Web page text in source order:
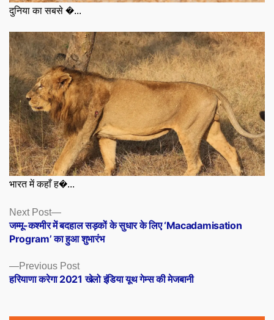
दुनिया का सबसे �...
भारत में कहाँ ह�...
Posts
navigation
Previous PostPrevious
post:
हरियाणा करेगा 2021 खेलो इंडिया यूथ गेम्स की मेजबानी
Next Post
Next
post:
जम्मू-कश्मीर में बदहाल सड़कों के सुधार के लिए ‘Macadamisation
Program’ का हुआ शुभारंभ